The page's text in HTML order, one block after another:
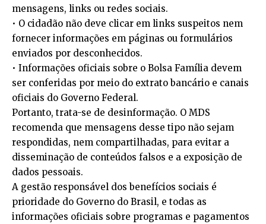
mensagens, links ou redes sociais.
• O cidadão não deve clicar em links suspeitos nem
fornecer informações em páginas ou formulários
enviados por desconhecidos.
• Informações oficiais sobre o Bolsa Família devem
ser conferidas por meio do extrato bancário e canais
oficiais do Governo Federal.
Portanto, trata-se de desinformação. O MDS
recomenda que mensagens desse tipo não sejam
respondidas, nem compartilhadas, para evitar a
disseminação de conteúdos falsos e a exposição de
dados pessoais.
A gestão responsável dos benefícios sociais é
prioridade do Governo do Brasil, e todas as
informações oficiais sobre programas e pagamentos